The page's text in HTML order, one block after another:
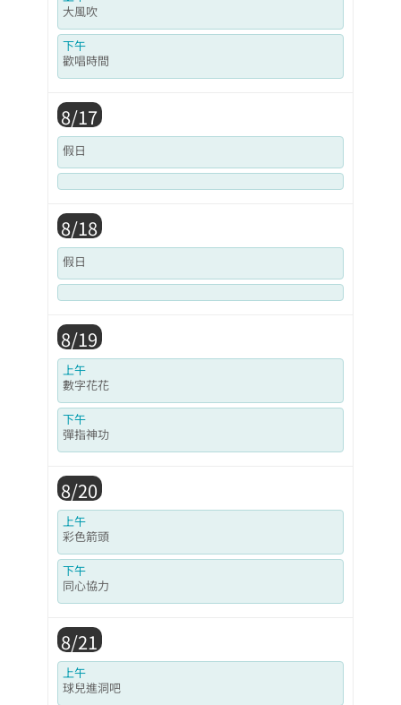
大風吹
下午
歡唱時間
8/17
假日
8/18
假日
8/19
上午
數字花花
下午
彈指神功
8/20
上午
彩色箭頭
下午
同心協力
8/21
上午
球兒進洞吧